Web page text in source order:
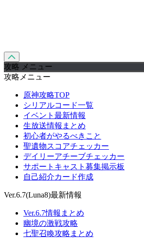
攻略 メニュー
攻略メニュー
原神攻略TOP
シリアルコード一覧
イベント最新情報
生放送情報まとめ
初心者がやるべきこと
聖遺物スコアチェッカー
デイリーアチーブチェッカー
サポートキャスト募集掲示板
自己紹介カード作成
Ver.6.7(Luna8)最新情報
Ver.6.7情報まとめ
幽境の激戦攻略
七聖召喚攻略まとめ